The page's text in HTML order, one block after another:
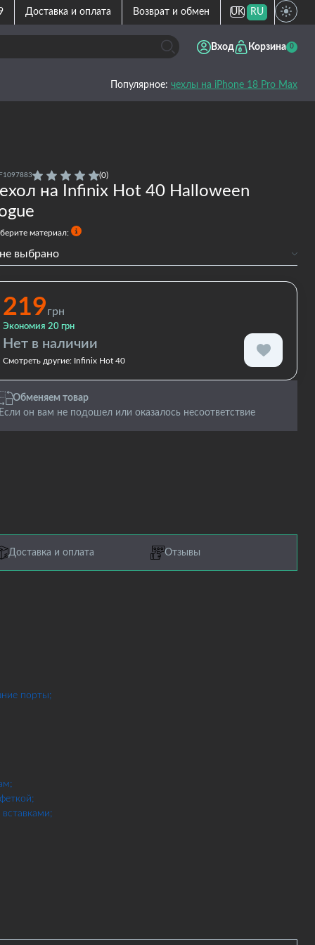
Доставка и оплата Возврат и обмен UK RU
Вход Корзина 0
Популярное: чехлы на iPhone 18 Pro Max
F1097883 (0)
на Infinix Hot 40 Halloween
материал:
не выбрано
219грн
Экономия 20 грн
Нет в наличии
Смотреть другие: Infinix Hot 40
Обменяем товар
Если он вам не подошел или оказалось несоответствие
Доставка и оплата Отзывы
порты;